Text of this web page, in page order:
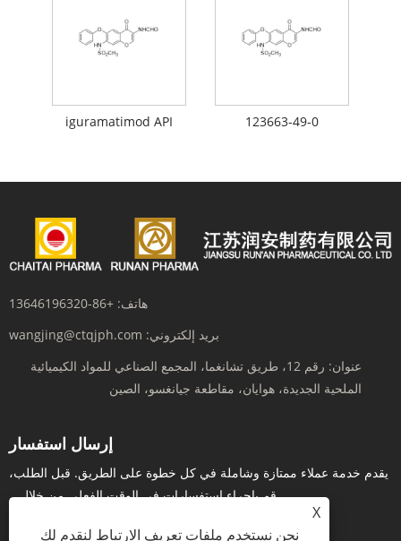
iguramatimod API 123663-49-0
هاتف: +86-13646196320
بريد إلكتروني: wangjing@ctqjph.com
عنوان:
رقم 12، طريق تشانغما، المجمع الصناعي للمواد الكيميائية
الملحية الجديدة، هوايان، مقاطعة جيانغسو، الصين
إرسال استفسار
يقدم خدمة عملاء ممتازة وشاملة في كل خطوة على الطريق. قبل الطلب،
قم بإجراء استفسارات في الوقت الفعلي من خلال...
استفسر الآن
X
نحن نستخدم ملفات تعريف الارتباط لنقدم لك